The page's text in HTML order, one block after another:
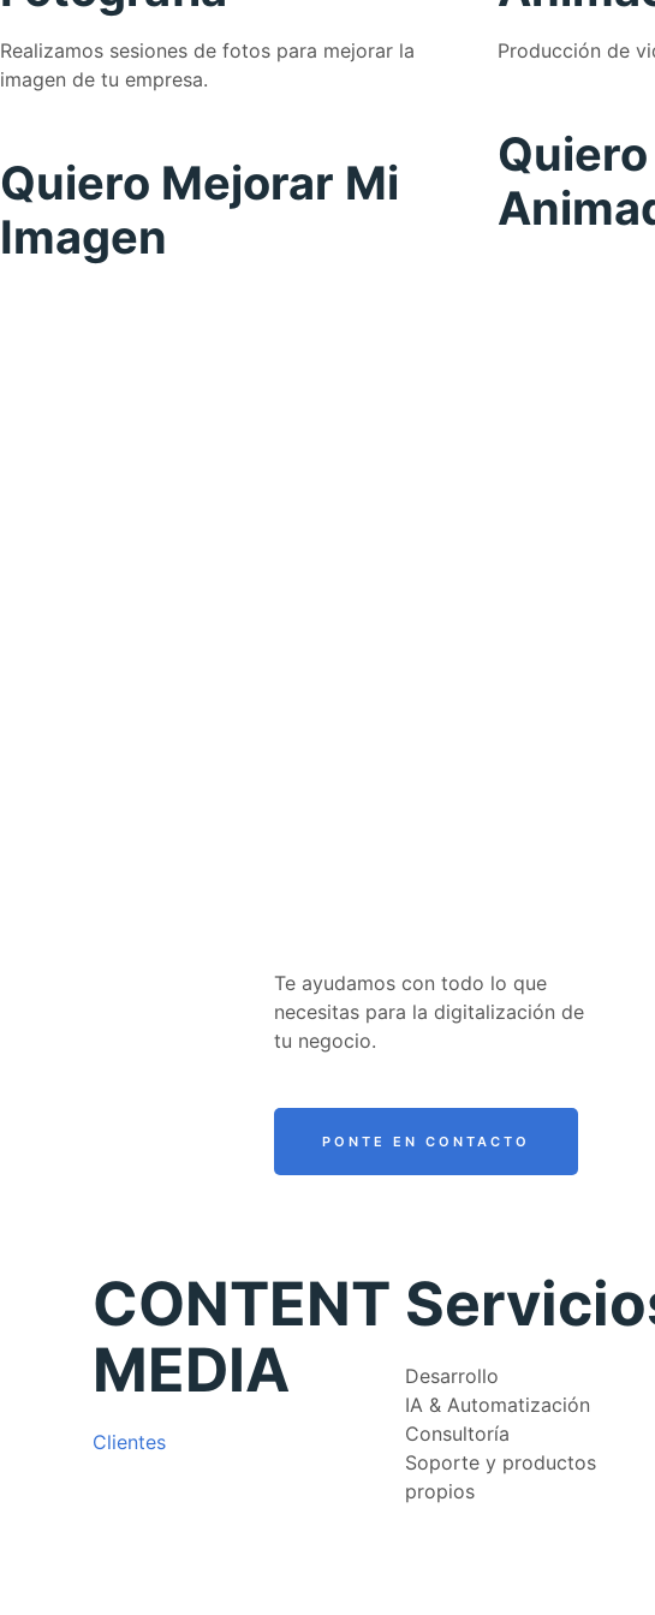
Realizamos sesiones de fotos para mejorar la
imagen de tu empresa.
Quiero Mejorar Mi
Imagen
Producción de
Te ayudamos con todo lo que
necesitas para la digitalización de
tu negocio.
PONTE EN CONTACTO
CONTENT
MEDIA
Clientes
Desarrollo
IA & Automatización
Consultoría
Soporte y productos
propios